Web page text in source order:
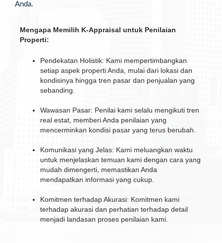
Anda.
Mengapa Memilih K-Appraisal untuk Penilaian
Properti:
Pendekatan Holistik: Kami mempertimbangkan
setiap aspek properti Anda, mulai dari lokasi dan
kondisinya hingga tren pasar dan penjualan yang
sebanding.
Wawasan Pasar: Penilai kami selalu mengikuti tren
real estat, memberi Anda penilaian yang
mencerminkan kondisi pasar yang terus berubah.
Komunikasi yang Jelas: Kami meluangkan waktu
untuk menjelaskan temuan kami dengan cara yang
mudah dimengerti, memastikan Anda
mendapatkan informasi yang cukup.
Komitmen terhadap Akurasi: Komitmen kami
terhadap akurasi dan perhatian terhadap detail
menjadi landasan proses penilaian kami.